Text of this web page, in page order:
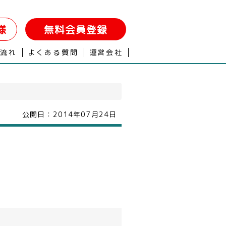
無料会員登録
れ よくある質問 運営会社
公開日： 2014年07月24日